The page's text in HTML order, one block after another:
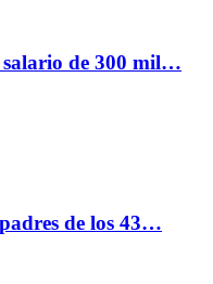
salario de 300 mil…
de los 43…